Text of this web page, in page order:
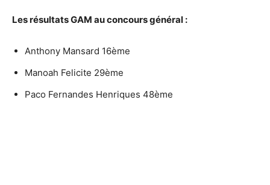
Les résultats GAM au concours général :
Anthony Mansard 16ème
Manoah Felicite 29ème
Paco Fernandes Henriques 48ème